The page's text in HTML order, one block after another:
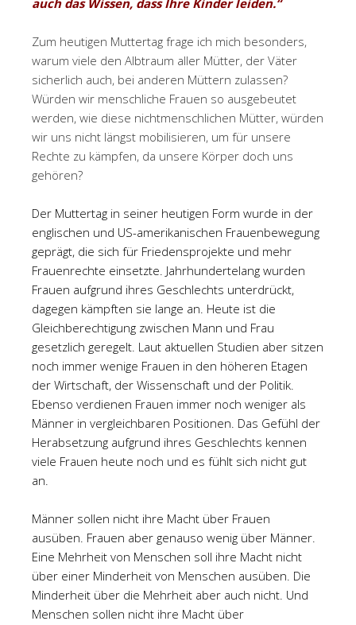
Zum heutigen Muttertag frage ich mich besonders,
warum viele den Albtraum aller Mütter, der Väter
sicherlich auch, bei anderen Müttern zulassen?
Würden wir menschliche Frauen so ausgebeutet
werden, wie diese nichtmenschlichen Mütter, würden
wir uns nicht längst mobilisieren, um für unsere
Rechte zu kämpfen, da unsere Körper doch uns
gehören?
Der Muttertag in seiner heutigen Form wurde in der
englischen und US-amerikanischen Frauenbewegung
geprägt, die sich für Friedensprojekte und mehr
Frauenrechte einsetzte. Jahrhundertelang wurden
Frauen aufgrund ihres Geschlechts unterdrückt,
dagegen kämpften sie lange an. Heute ist die
Gleichberechtigung zwischen Mann und Frau
gesetzlich geregelt. Laut aktuellen Studien aber sitzen
noch immer wenige Frauen in den höheren Etagen
der Wirtschaft, der Wissenschaft und der Politik.
Ebenso verdienen Frauen immer noch weniger als
Männer in vergleichbaren Positionen. Das Gefühl der
Herabsetzung aufgrund ihres Geschlechts kennen
viele Frauen heute noch und es fühlt sich nicht gut
an.
Männer sollen nicht ihre Macht über Frauen
ausüben. Frauen aber genauso wenig über Männer.
Eine Mehrheit von Menschen soll ihre Macht nicht
über einer Minderheit von Menschen ausüben. Die
Minderheit über die Mehrheit aber auch nicht. Und
Menschen sollen nicht ihre Macht über